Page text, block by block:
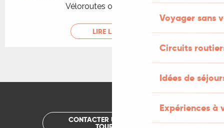
Voyager sans
Circuits
Idées de
Expériences à
Véloroutes ou voies vertes
LIRE LA SUITE
CONTACTER UN OFFICE DE